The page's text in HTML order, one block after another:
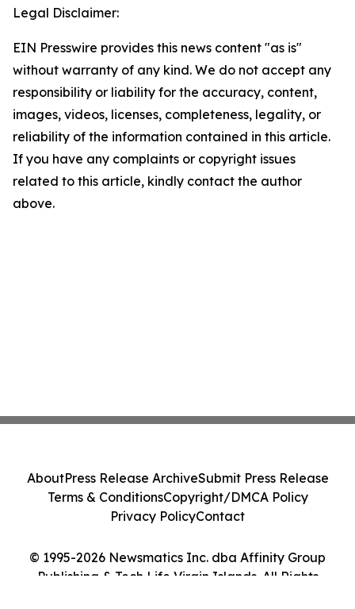
Legal Disclaimer:
EIN Presswire provides this news content "as is"
without warranty of any kind. We do not accept any
responsibility or liability for the accuracy, content,
images, videos, licenses, completeness, legality, or
reliability of the information contained in this article.
If you have any complaints or copyright issues
related to this article, kindly contact the author
above.
© 1995-2026 Newsmatics Inc. dba Affinity Group
Publishing & Tech Life Virgin Islands. All Rights
AboutPress Release ArchiveSubmit Press Release
Terms & ConditionsCopyright/DMCA Policy
Privacy PolicyContact